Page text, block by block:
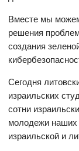
Вместе мы
решения
создания
Сегодня
израильских
сотни
молодежи наших
израильской и